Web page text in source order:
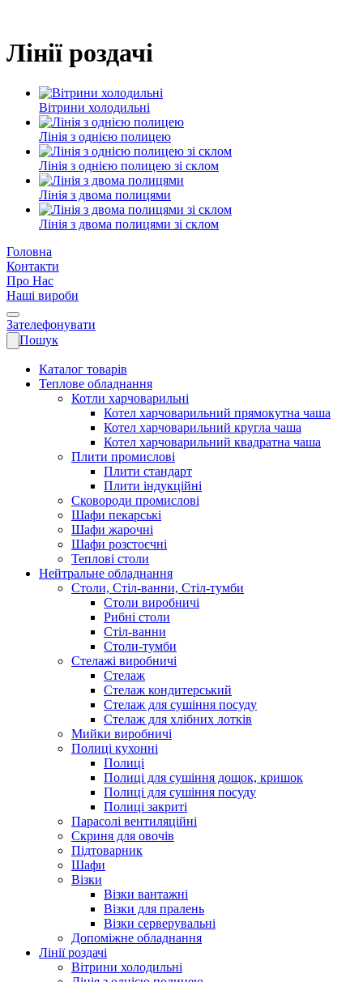
Лінії роздачі
Вітрини холодильні
Лінія з однією полицею
Лінія з однією полицею зі склом
Лінія з двома полицями
Лінія з двома полицями зі склом
Головна
Контакти
Про Нас
Наші вироби
Зателефонувати
Пошук
Каталог товарів
Теплове обладнання
Котли харчоварильні
Котел харчоварильний прямокутна чаша
Котел харчоварильний кругла чаша
Котел харчоварильний квадратна чаша
Плити промислові
Плити стандарт
Плити індукційні
Сковороди промислові
Шафи пекарські
Шафи жарочні
Шафи розстоєчні
Теплові столи
Нейтральне обладнання
Столи, Стіл-ванни, Стіл-тумби
Столи виробничі
Рибні столи
Стіл-ванни
Столи-тумби
Стелажі виробничі
Стелаж
Стелаж кондитерський
Стелаж для сушіння посуду
Стелаж для хлібних лотків
Мийки виробничі
Полиці кухонні
Полиці
Полиці для сушіння дощок, кришок
Полиці для сушіння посуду
Полиці закриті
Парасолі вентиляційні
Скриня для овочів
Підтоварник
Шафи
Візки
Візки вантажні
Візки для пралень
Візки серверувальні
Допоміжне обладнання
Лінії роздачі
Вітрини холодильні